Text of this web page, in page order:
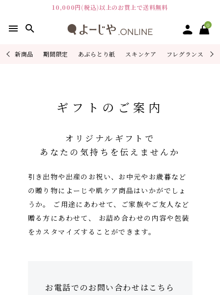
10,000円(税込)以上のお買上で送料無料
menu search 0
新商品 期間限定 あぶらとり紙 スキンケア フレグランス
会員登録
シリーズから探す
よーじやについて
ご利用ガイド
ギフトのご案内
オリジナルギフトで
あなたの気持ちを伝えませんか
引き出物や出産のお祝い、お中元やお歳暮など
の贈り物によーじや肌ケア商品はいかがでしょ
うか。
ご用途にあわせて、ご家族やご友人など
贈る方にあわせて、
お詰め合わせの内容や包装
をカスタマイズすることができます。
お電話でのお問い合わせはこちら